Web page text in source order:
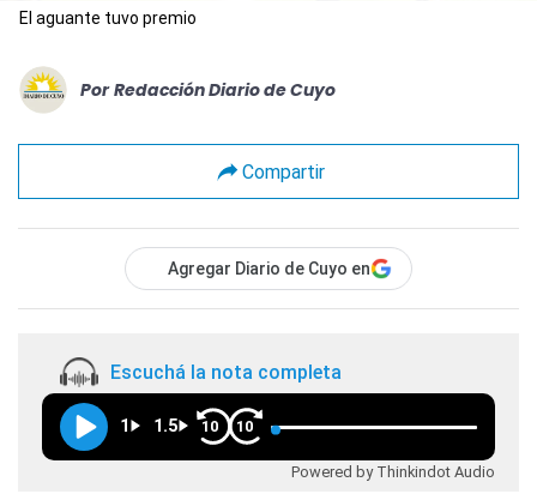
El aguante tuvo premio
Por Redacción Diario de Cuyo
Compartir
Agregar Diario de Cuyo en
Escuchá la nota completa
1 1.5 10 10
Powered by Thinkindot Audio